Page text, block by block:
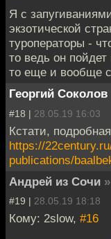
Я с
экзотической
туроператоры -
то ведь он
то еще и вообще
Георгий Соколов
#18 | 28.05.19 16:03
Кстати,
https://
publications/
Андрей из Сочи »
#19 | 28.05.19 18:18
Кому: 2slow, #16